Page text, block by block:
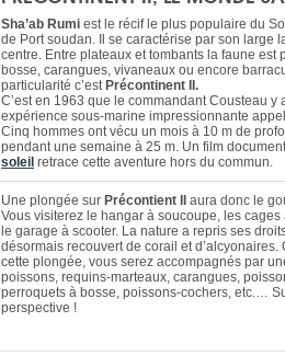
Sha’ab Rumi est le récif le plus populaire du
de Port soudan. Il se caractérise par son large
centre. Entre plateaux et tombants la faune est
bosse, carangues, vivaneaux ou encore
particularité c’est Précontinent II.
C’est en 1963 que le commandant Cousteau y
expérience sous-marine impressionnante
Cinq hommes ont vécu un mois à 10 m de
pendant une semaine à 25 m. Un film
soleil retrace cette aventure hors du commun.
Une plongée sur Précontient II
aura donc le
Vous visiterez le hangar à soucoupe, les
le garage à scooter. La nature a repris ses
désormais recouvert de corail et d’alcyonaires.
cette plongée, vous serez accompagnés par
poissons, requins-marteaux, carangues,
perroquets à bosse, poissons-cochers, etc.…
perspective !